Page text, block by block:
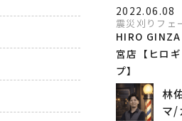
2022.06.08
震災刈りフェ
HIRO
宮店【ヒロ
プ】
林
マ/